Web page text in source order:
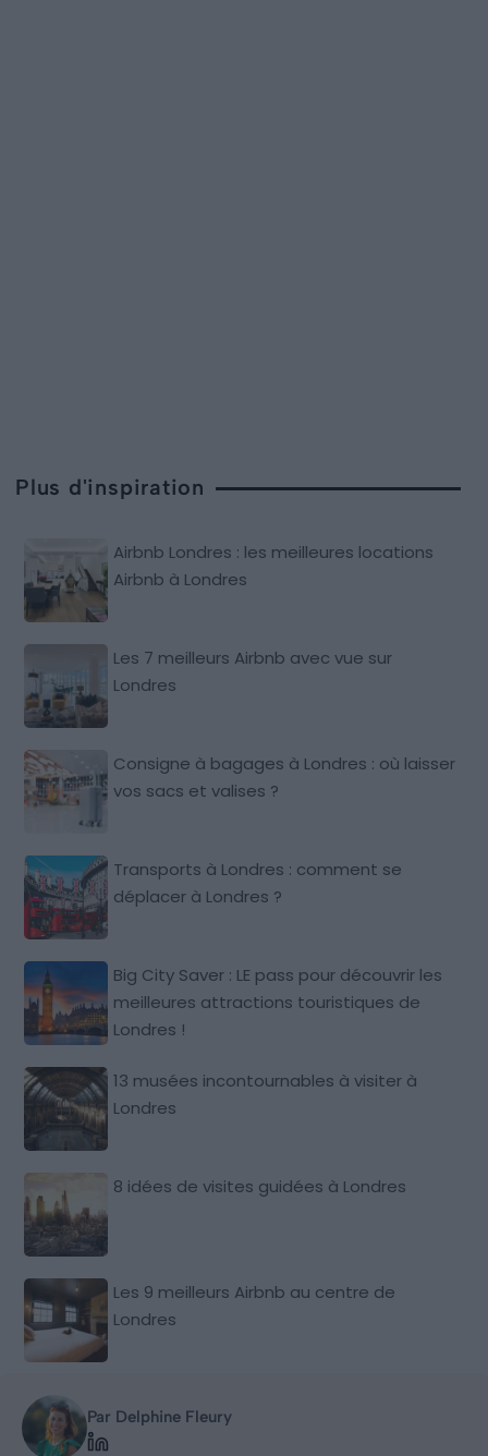
Plus d'inspiration
Airbnb Londres : les meilleures locations
Airbnb à Londres
Les 7 meilleurs Airbnb avec vue sur
Londres
Consigne à bagages à Londres : où laisser
vos sacs et valises ?
Transports à Londres : comment se
déplacer à Londres ?
Big City Saver : LE pass pour découvrir les
meilleures attractions touristiques de
Londres !
13 musées incontournables à visiter à
Londres
8 idées de visites guidées à Londres
Les 9 meilleurs Airbnb au centre de
Londres
Par Delphine Fleury